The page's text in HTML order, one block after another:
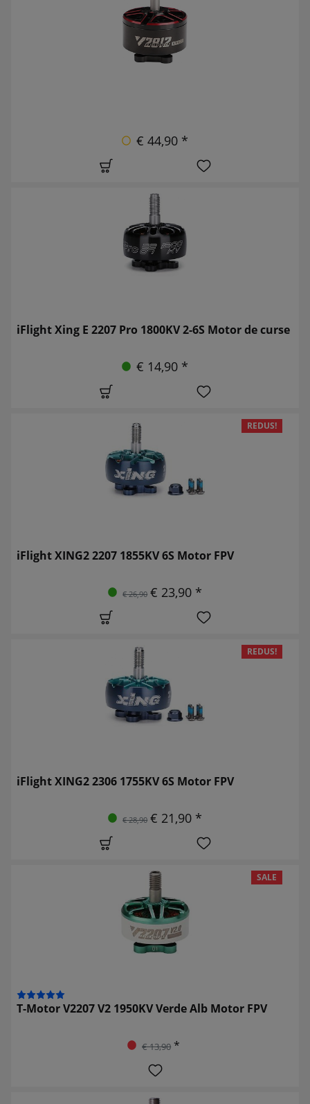
€ 44,90 *
iFlight Xing E 2207 Pro 1800KV 2-6S Motor de curse
€ 14,90 *
REDUS!
iFlight XING2 2207 1855KV 6S Motor FPV
€ 26,90 € 23,90 *
REDUS!
iFlight XING2 2306 1755KV 6S Motor FPV
€ 28,90 € 21,90 *
SALE
T-Motor V2207 V2 1950KV Verde Alb Motor FPV
€ 13,90 *